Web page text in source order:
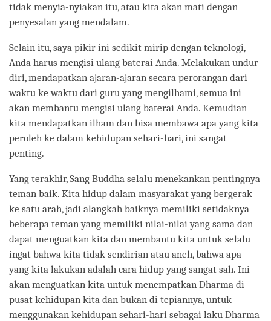
tidak menyia-nyiakan itu, atau kita akan mati dengan
penyesalan yang mendalam.
Selain itu, saya pikir ini sedikit mirip dengan teknologi,
Anda harus mengisi ulang baterai Anda. Melakukan undur
diri, mendapatkan ajaran-ajaran secara perorangan dari
waktu ke waktu dari guru yang mengilhami, semua ini
akan membantu mengisi ulang baterai Anda. Kemudian
kita mendapatkan ilham dan bisa membawa apa yang kita
peroleh ke dalam kehidupan sehari-hari, ini sangat
penting.
Yang terakhir, Sang Buddha selalu menekankan pentingnya
teman baik. Kita hidup dalam masyarakat yang bergerak
ke satu arah, jadi alangkah baiknya memiliki setidaknya
beberapa teman yang memiliki nilai-nilai yang sama dan
dapat menguatkan kita dan membantu kita untuk selalu
ingat bahwa kita tidak sendirian atau aneh, bahwa apa
yang kita lakukan adalah cara hidup yang sangat sah. Ini
akan menguatkan kita untuk menempatkan Dharma di
pusat kehidupan kita dan bukan di tepiannya, untuk
menggunakan kehidupan sehari-hari sebagai laku Dharma